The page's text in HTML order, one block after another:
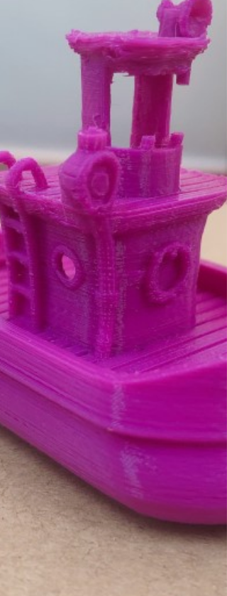
따로 출력하여 조립하였습니다! 간단한 집만들기였습
니다~~ 감사합니다!